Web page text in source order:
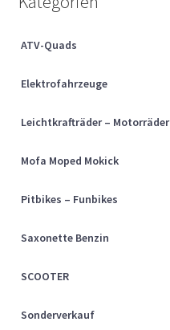
Über uns
ATV-Quads
Elektrofahrzeuge
Leichtkrafträder – Motorräder
Mofa Moped Mokick
Pitbikes – Funbikes
Saxonette Benzin
SCOOTER
Sonderverkauf